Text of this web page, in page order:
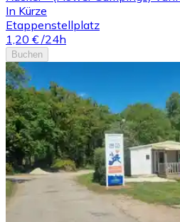
In Kürze
Etappenstellplatz
1,20 € /24h
Buchen